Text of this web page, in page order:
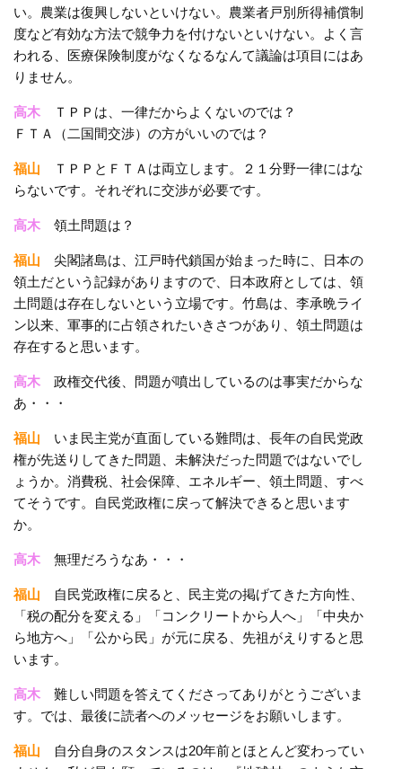
い。農業は復興しないといけない。農業者戸別所得補償制
度など有効な方法で競争力を付けないといけない。よく言
われる、医療保険制度がなくなるなんて議論は項目にはあ
りません。
高木 ＴＰＰは、一律だからよくないのでは？
ＦＴＡ（二国間交渉）の方がいいのでは？
福山 ＴＰＰとＦＴＡは両立します。２１分野一律にはな
らないです。それぞれに交渉が必要です。
高木 領土問題は？
福山 尖閣諸島は、江戸時代鎖国が始まった時に、日本の
領土だという記録がありますので、日本政府としては、領
土問題は存在しないという立場です。竹島は、李承晩ライ
ン以来、軍事的に占領されたいきさつがあり、領土問題は
存在すると思います。
高木 政権交代後、問題が噴出しているのは事実だからな
あ・・・
福山 いま民主党が直面している難問は、長年の自民党政
権が先送りしてきた問題、未解決だった問題ではないでし
ょうか。消費税、社会保障、エネルギー、領土問題、すべ
てそうです。自民党政権に戻って解決できると思います
か。
高木 無理だろうなあ・・・
福山 自民党政権に戻ると、民主党の掲げてきた方向性、
「税の配分を変える」「コンクリートから人へ」「中央か
ら地方へ」「公から民」が元に戻る、先祖がえりすると思
います。
高木 難しい問題を答えてくださってありがとうございま
す。では、最後に読者へのメッセージをお願いします。
福山 自分自身のスタンスは20年前とほとんど変わってい